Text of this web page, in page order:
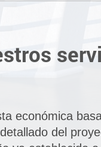
económica
del